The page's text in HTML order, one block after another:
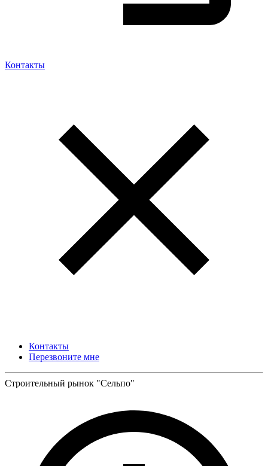
Контакты
Контакты
Перезвоните мне
Строительный рынок "Сельпо"